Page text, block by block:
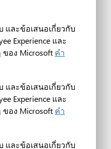
และข้อเสนอเกี่ยวกับ
Experience และ
อง Microsoft คำ
และข้อเสนอเกี่ยวกับ
Experience และ
อง Microsoft คำ
และข้อเสนอเกี่ยวกับ